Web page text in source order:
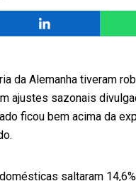
da Alemanha tiveram
ajustes sazonais
ficou bem acima da
saltaram